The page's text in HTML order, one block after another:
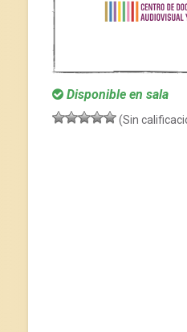
Disponible en sala
(Sin